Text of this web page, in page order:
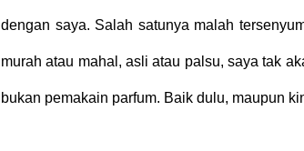
dengan saya. Salah satunya malah
murah atau mahal, asli atau palsu, saya tak
bukan pemakain parfum. Baik dulu, maupun